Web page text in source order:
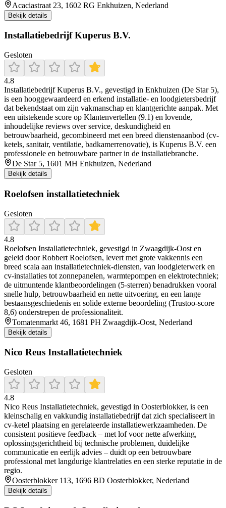
Acaciastraat 23, 1602 RG Enkhuizen, Nederland
Bekijk details
Installatiebedrijf Kuperus B.V.
Gesloten
4.8
Installatiebedrijf Kuperus B.V., gevestigd in Enkhuizen (De Star 5),
is een hooggewaardeerd en erkend installatie- en loodgietersbedrijf
dat bekendstaat om zijn vakmanschap en klantgerichte aanpak. Met
een uitstekende score op Klantenvertellen (9.1) en lovende,
inhoudelijke reviews over service, deskundigheid en
betrouwbaarheid, gecombineerd met een breed dienstenaanbod (cv-
ketels, sanitair, ventilatie, badkamerrenovatie), is Kuperus B.V. een
professionele en betrouwbare partner in de installatiebranche.
De Star 5, 1601 MH Enkhuizen, Nederland
Bekijk details
Roelofsen installatietechniek
Gesloten
4.8
Roelofsen Installatietechniek, gevestigd in Zwaagdijk‑Oost en
geleid door Robbert Roelofsen, levert met grote vakkennis een
breed scala aan installatietechniek‑diensten, van loodgieterwerk en
cv‑installaties tot zonnepanelen, warmtepompen en elektrotechniek;
de uitmuntende klantbeoordelingen (5‑sterren) benadrukken vooral
snelle hulp, betrouwbaarheid en nette uitvoering, en een lange
bestaansgeschiedenis en solide externe beoordeling (Trustoo‑score
8,6) onderstrepen de professionaliteit.
Tomatenmarkt 46, 1681 PH Zwaagdijk-Oost, Nederland
Bekijk details
Nico Reus Installatietechniek
Gesloten
4.8
Nico Reus Installatietechniek, gevestigd in Oosterblokker, is een
kleinschalig en vakkundig installatiebedrijf dat zich specialiseert in
cv-ketel plaatsing en gerelateerde installatiewerkzaamheden. De
consistent positieve feedback – met lof voor nette afwerking,
oplossingsgerichtheid bij technische problemen, duidelijke
communicatie en eerlijk advies – duidt op een betrouwbare
professional met langdurige klantrelaties en een sterke reputatie in de
regio.
Oosterblokker 113, 1696 BD Oosterblokker, Nederland
Bekijk details